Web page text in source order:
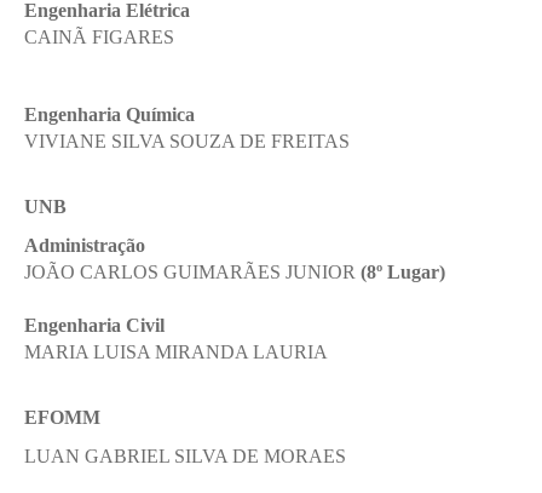
Engenharia Elétrica
CAINÃ FIGARES
Engenharia Química
VIVIANE SILVA SOUZA DE FREITAS
UNB
Administração
JOÃO CARLOS GUIMARÃES JUNIOR (8º Lugar)
Engenharia Civil
MARIA LUISA MIRANDA LAURIA
EFOMM
LUAN GABRIEL SILVA DE MORAES